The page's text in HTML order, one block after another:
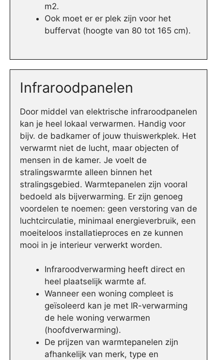
m2.
Ook moet er er plek zijn voor het
buffervat (hoogte van 80 tot 165 cm).
Infraroodpanelen
Door middel van elektrische infraroodpanelen
kan je heel lokaal verwarmen. Handig voor
bijv. de badkamer of jouw thuiswerkplek. Het
verwarmt niet de lucht, maar objecten of
mensen in de kamer. Je voelt de
stralingswarmte alleen binnen het
stralingsgebied. Warmtepanelen zijn vooral
bedoeld als bijverwarming. Er zijn genoeg
voordelen te noemen: geen verstoring van de
luchtcirculatie, minimaal energieverbruik, een
moeiteloos installatieproces en ze kunnen
mooi in je interieur verwerkt worden.
Infraroodverwarming heeft direct en
heel plaatselijk warmte af.
Wanneer een woning compleet is
geïsoleerd kan je met IR-verwarming
de hele woning verwarmen
(hoofdverwarming).
De prijzen van warmtepanelen zijn
afhankelijk van merk, type en